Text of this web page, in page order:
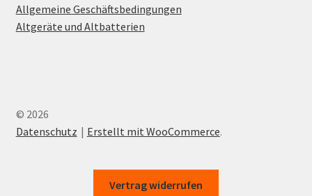
Allgemeine Geschäftsbedingungen
Altgeräte und Altbatterien
© 2026
Datenschutz
Erstellt mit WooCommerce.
Vertrag widerrufen